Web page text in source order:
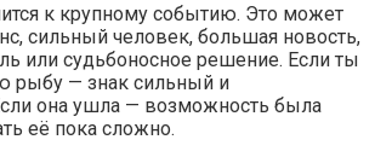
к крупному событию. Это может
сильный человек, большая новость,
или судьбоносное решение. Если ты
рыбу — знак сильный и
она ушла — возможность была
её пока сложно.